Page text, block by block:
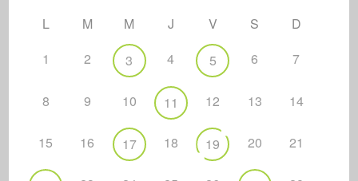
L M M J V S
D
1
2 3 4 5 6 7
8 9 10 11 12 13 14
15 16 17 18 19 20 21